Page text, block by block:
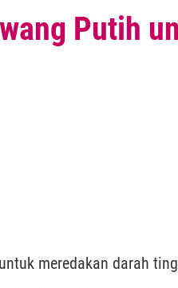
Putih
meredakan darah